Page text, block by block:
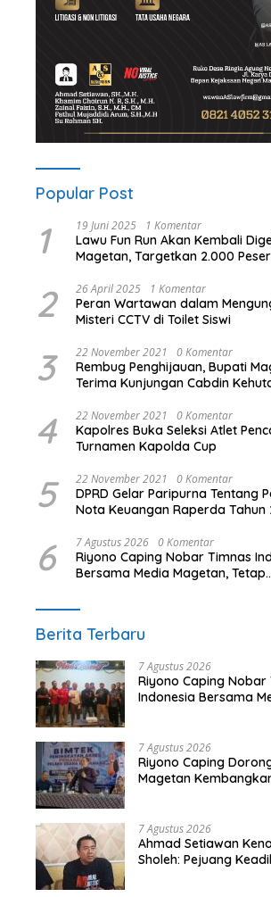
Popular Post
1 19 Juni 2025 1 Komentar
Lawu Fun Run Akan Kembali
Magetan, Targetkan 2.000
2 26 April 2025 1 Komentar
Peran Wartawan dalam
Misteri CCTV di Toilet Siswi
3 22 November 2021 0 Komentar
Rembug Penghijauan, Bupati
Terima Kunjungan Cabdin
4 22 November 2021 0 Komentar
Kapolres Buka Seleksi Atlet
Turnamen Kapolda Cup
5 22 November 2021 0 Komentar
DPRD Gelar Paripurna Tentang
Nota Keuangan Raperda Tahun
6 7 Agustus 2026 0 Komentar
Riyono Caping Nobar Timnas
Bersama Media Magetan, Tetap
Berita Terbaru
7 Agustus 2026
Riyono Caping Nobar
Indonesia Bersama
7 Agustus 2026
Riyono Caping
Magetan
7 Agustus 2026
Ahmad Setiawan
Sholeh: Pejuang